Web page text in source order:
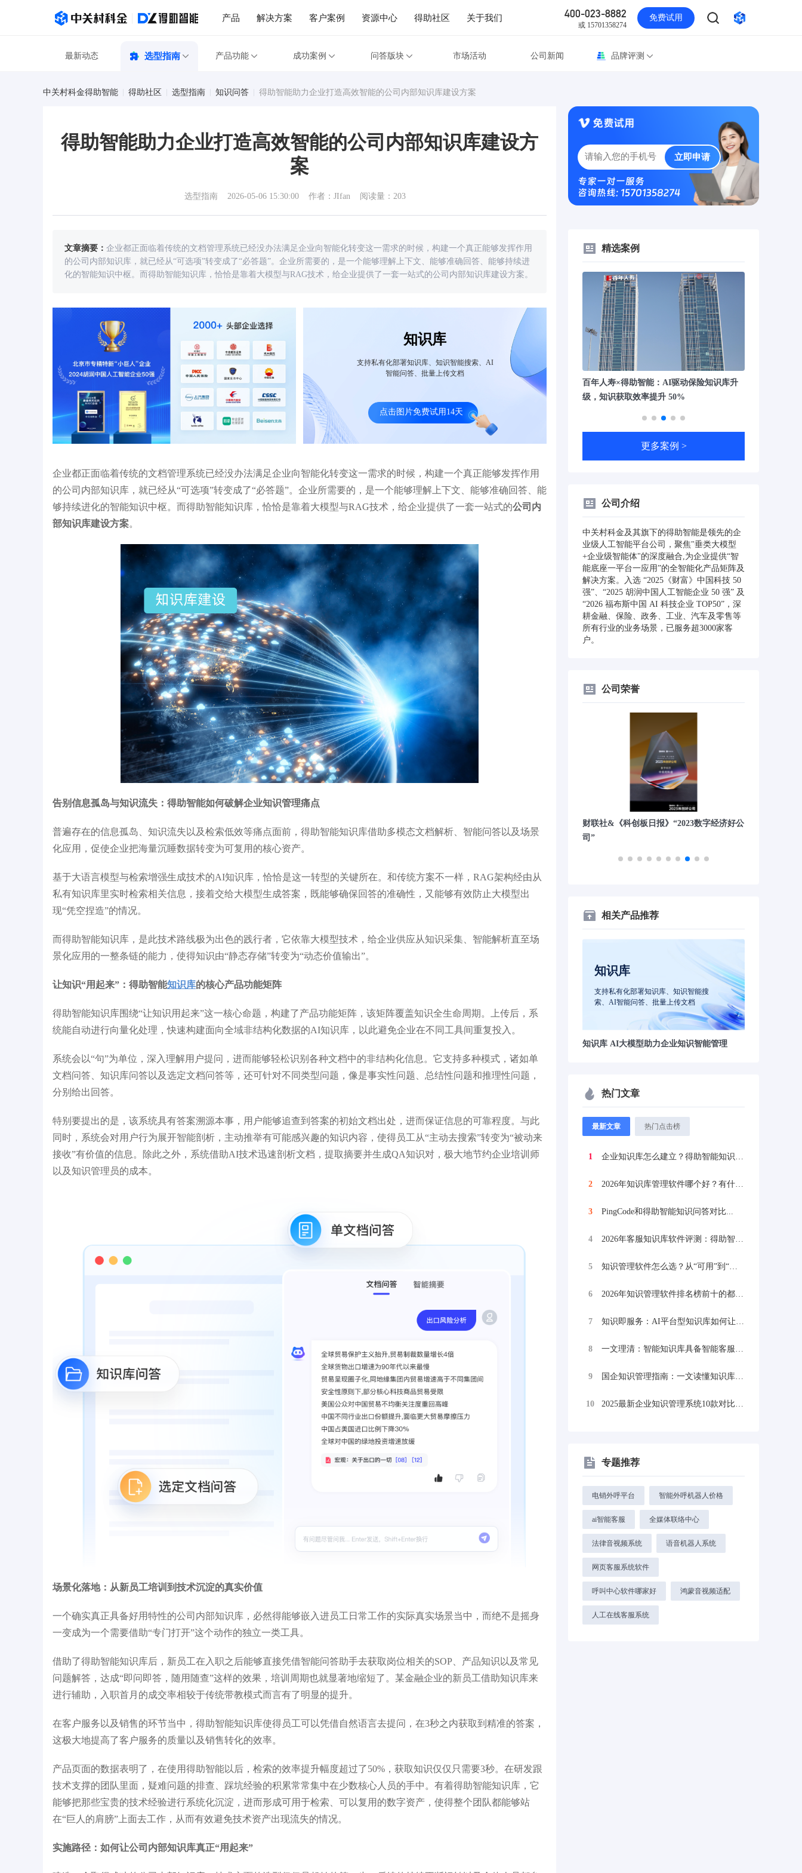
产品 解决方案 客户案例 资源中心 得助社区 关于我们 400-023-8882
或 15701358274
免费试用
最新动态 选型指南 产品功能 成功案例 问答版块 市场活动 公司新闻 品牌评测
中关村科金得助智能 得助社区 选型指南 知识问答 得助智能助力企业打造高效智能的公司内部知识库建设方案
得助智能助力企业打造高效智能的公司内部知识库建设方
案
选型指南 2026-05-06 15:30:00 作者：JIfan 阅读量：203
文章摘要： 企业都正面临着传统的文档管理系统已经没办法满足企业向智能化转变这一需求的时候，构建一个真正能够发挥作用
的公司内部知识库，就已经从“可选项”转变成了“必答题”。企业所需要的，是一个能够理解上下文、能够准确回答、能够持续进
化的智能知识中枢。而得助智能知识库，恰恰是靠着大模型与RAG技术，给企业提供了一套一站式的公司内部知识库建设方案。
知识库
支持私有化部署知识库、知识智能搜索、AI
智能问答、批量上传文档
点击图片免费试用14天
企业都正面临着传统的文档管理系统已经没办法满足企业向智能化转变这一需求的时候，构建一个真正能够发挥作用
的公司内部知识库，就已经从“可选项”转变成了“必答题”。企业所需要的，是一个能够理解上下文、能够准确回答、能
够持续进化的智能知识中枢。而得助智能知识库，恰恰是靠着大模型与RAG技术，给企业提供了一套一站式的公司内
部知识库建设方案。
告别信息孤岛与知识流失：得助智能如何破解企业知识管理痛点
普遍存在的信息孤岛、知识流失以及检索低效等痛点面前，得助智能知识库借助多模态文档解析、智能问答以及场景
化应用，促使企业把海量沉睡数据转变为可复用的核心资产。
基于大语言模型与检索增强生成技术的AI知识库，恰恰是这一转型的关键所在。和传统方案不一样，RAG架构经由从
私有知识库里实时检索相关信息，接着交给大模型生成答案，既能够确保回答的准确性，又能够有效防止大模型出
现“凭空捏造”的情况。
而得助智能知识库，是此技术路线极为出色的践行者，它依靠大模型技术，给企业供应从知识采集、智能解析直至场
景化应用的一整条链的能力，使得知识由“静态存储”转变为“动态价值输出”。
让知识“用起来”：得助智能知识库的核心产品功能矩阵
得助智能知识库围绕“让知识用起来”这一核心命题，构建了产品功能矩阵，该矩阵覆盖知识全生命周期。上传后，系
统能自动进行向量化处理，快速构建面向全域非结构化数据的AI知识库，以此避免企业在不同工具间重复投入。
系统会以“句”为单位，深入理解用户提问，进而能够轻松识别各种文档中的非结构化信息。它支持多种模式，诸如单
文档问答、知识库问答以及选定文档问答等，还可针对不同类型问题，像是事实性问题、总结性问题和推理性问题，
分别给出回答。
特别要提出的是，该系统具有答案溯源本事，用户能够追查到答案的初始文档出处，进而保证信息的可靠程度。与此
同时，系统会对用户行为展开智能剖析，主动推举有可能感兴趣的知识内容，使得员工从“主动去搜索”转变为“被动来
接收”有价值的信息。除此之外，系统借助AI技术迅速剖析文档，提取摘要并生成QA知识对，极大地节约企业培训师
以及知识管理员的成本。
场景化落地：从新员工培训到技术沉淀的真实价值
一个确实真正具备好用特性的公司内部知识库，必然得能够嵌入进员工日常工作的实际真实场景当中，而绝不是摇身
一变成为一个需要借助“专门打开”这个动作的独立一类工具。
借助了得助智能知识库后，新员工在入职之后能够直接凭借智能问答助手去获取岗位相关的SOP、产品知识以及常见
问题解答，达成“即问即答，随用随查”这样的效果，培训周期也就显著地缩短了。某金融企业的新员工借助知识库来
进行辅助，入职首月的成交率相较于传统带教模式而言有了明显的提升。
在客户服务以及销售的环节当中，得助智能知识库使得员工可以凭借自然语言去提问，在3秒之内获取到精准的答案，
这极大地提高了客户服务的质量以及销售转化的效率。
产品页面的数据表明了，在使用得助智能以后，检索的效率提升幅度超过了50%，获取知识仅仅只需要3秒。在研发跟
技术支撑的团队里面，疑难问题的排查、踩坑经验的积累常常集中在少数核心人员的手中。有着得助智能知识库，它
能够把那些宝贵的技术经验进行系统化沉淀，进而形成可用于检索、可以复用的数字资产，使得整个团队都能够站
在“巨人的肩膀”上面去工作，从而有效避免技术资产出现流失的情况。
实施路径：如何让公司内部知识库真正“用起来”
立即申请
专家一对一服务
咨询热线: 15701358274
精选案例
诺亚财富大模型企业知识库案例：减低工作
量同时客服回答效果提升50%以上！
申万宏源证券借大模型知识库之力，为员工
提供即时、精准的公司制度解答！
水利垂类大模型+知识库 构建"查-问-析-写-
百年人寿×得助智能：AI驱动保险知识库升
级，知识获取效率提升 50%
更多案例 >
公司介绍
中关村科金及其旗下的得助智能是领先的企
业级人工智能平台公司，聚焦"垂类大模型
+企业级智能体"的深度融合,为企业提供“智
能底座一平台一应用”的全智能化产品矩阵及
解决方案。入选 “2025《财富》中国科技 50
强”、“2025 胡润中国人工智能企业 50 强” 及
“2026 福布斯中国 AI 科技企业 TOP50”，深
耕金融、保险、政务、工业、汽车及零售等
所有行业的业务场景，已服务超3000家客
户。
公司荣誉
TOP30》
财联社&《科创板日报》“2023数字经济好公
司”
相关产品推荐
知识库
支持私有化部署知识库、知识智能搜
索、AI智能问答、批量上传文档
知识库 AI大模型助力企业知识智能管理
热门文章
最新文章 热门点击榜
1 企业知识库怎么建立？得助智能知识问答打造...
2 2026年知识库管理软件哪个好？有什么推...
3 PingCode‌和得助智能知识问答对比...
4 2026年客服知识库软件评测：得助智能知...
5 知识管理软件怎么选？从“可用”到“好用”...
6 2026年知识管理软件排名榜前十的都有哪...
7 知识即服务：AI平台型知识库如何让金融业...
8 一文理清：智能知识库具备智能客服机器人吗...
9 国企知识管理指南：一文读懂知识库管理系统...
10 2025最新企业知识管理系统10款对比选...
专题推荐
电销外呼平台 智能外呼机器人价格
ai智能客服 全媒体联络中心
法律音视频系统 语音机器人系统
网页客服系统软件
呼叫中心软件哪家好 鸿蒙音视频适配
人工在线客服系统